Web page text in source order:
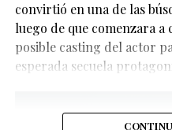
convirtió en una de las
luego de que comenzara
posible casting del actor
esperada secuela